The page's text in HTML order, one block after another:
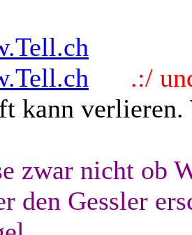
.:/
kann
zwar nicht ob
den Gessler